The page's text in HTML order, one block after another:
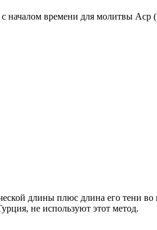
началом времени для молитвы Аср
длины плюс длина его тени
не используют этот метод.